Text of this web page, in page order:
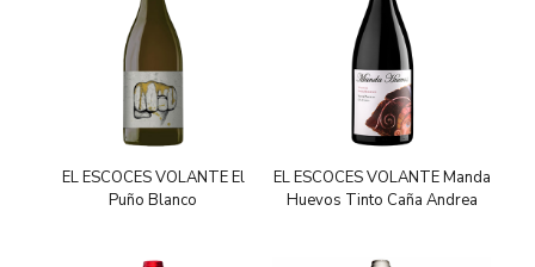
EL ESCOCES VOLANTE El
Puño Blanco
EL ESCOCES VOLANTE Manda
Huevos Tinto Caña Andrea